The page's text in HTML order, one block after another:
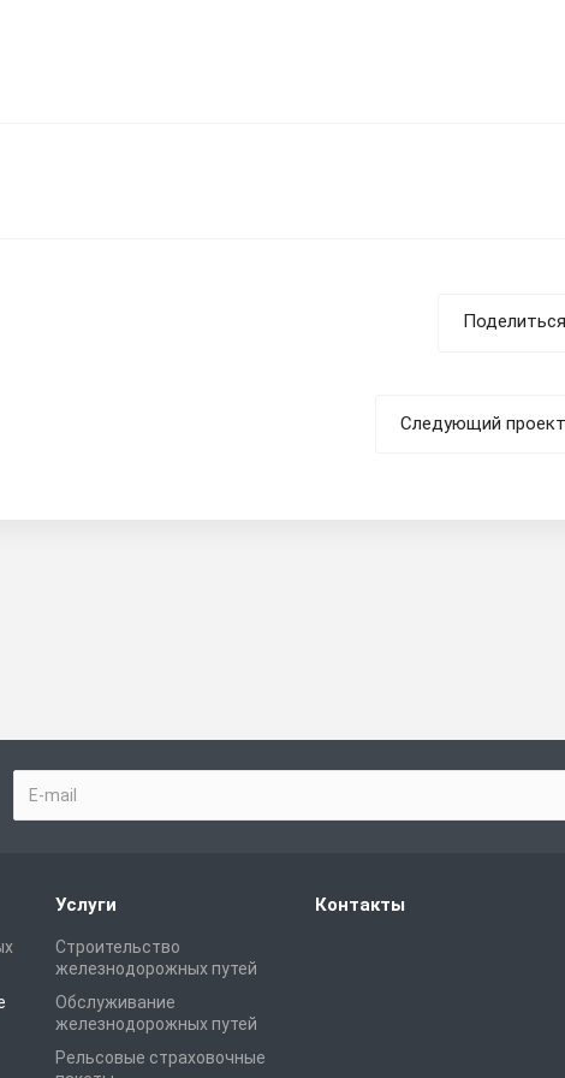
Поделиться
Следующий проект
Услуги
Строительство
железнодорожных путей
Обслуживание
железнодорожных путей
Рельсовые страховочные
Контакты